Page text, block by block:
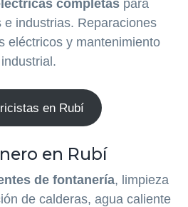
completaspara
e industrias. Reparaciones
eléctricos y mantenimiento
industrial.
en Rubí
en Rubí
de fontanería, limpieza
de calderas, agua caliente